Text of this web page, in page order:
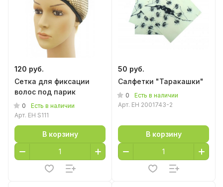
120 руб.
Сетка для фиксации
волос под парик
0
Есть в наличии
Арт. EH S111
В корзину
50 руб.
Салфетки "Таракашки"
0
Есть в наличии
Арт. EH 2001743-2
В корзину